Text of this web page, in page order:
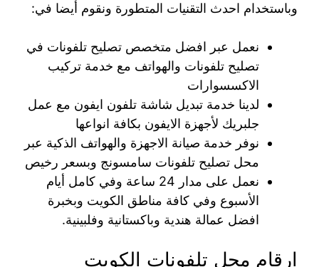
وباستخدام احدث التقنيات المتطورة ونقوم أيضا في:
نعمل عبر افضل متخصص تصليح تلفونات في
تصليح تلفونات والهواتف مع خدمة تركيب
الاكسسوارات
لدينا خدمة تبديل شاشة تلفون ايفون مع عمل
جلبريك لأجهزة الايفون بكافة انواعها
نوفر خدمة صيانة الاجهزة والهواتف الذكية عبر
محل تصليح تلفونات سامسونج وبسعر رخيص
نعمل على مدار 24 ساعة وفي كامل أيام
الأسبوع وفي كافة مناطق الكويت وبخبرة
افضل عمالة هندية وباكستانية وفلبينية.
ارقام محل تلفونات الكويت